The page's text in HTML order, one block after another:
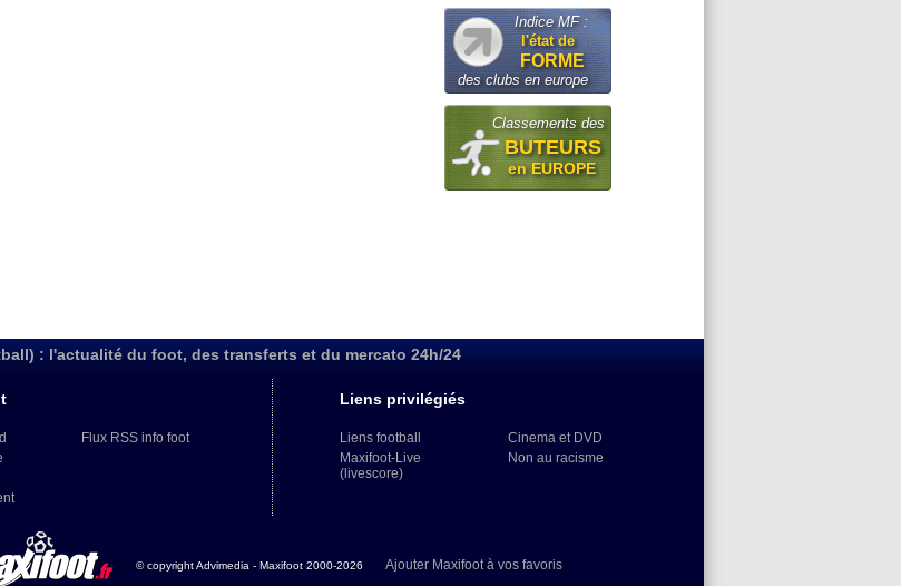
Indice MF :
l'état de
FORME
des clubs en europe
Classements des
BUTEURS
en EUROPE
: l'actualité du foot, des transferts et du mercato 24h/24
Flux RSS info foot
Liens privilégiés
Liens football
Maxifoot-Live
(livescore)
Cinema et DVD
Non au racisme
© copyright Advimedia - Maxifoot 2000-2026 Ajouter Maxifoot à vos favoris